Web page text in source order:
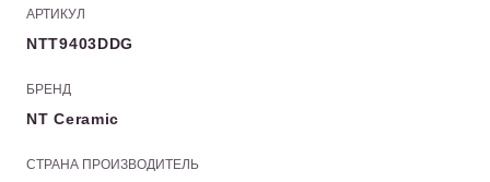
АРТИКУЛ
NTT9403DDG
БРЕНД
NT Ceramic
СТРАНА ПРОИЗВОДИТЕЛЬ